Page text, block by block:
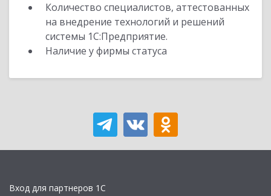
Количество специалистов, аттестованных
на внедрение технологий и решений
системы 1С:Предприятие.
Наличие у фирмы статуса
Вход для партнеров 1С